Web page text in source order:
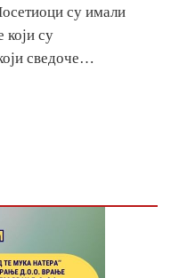
су имали
који су
сведоче…